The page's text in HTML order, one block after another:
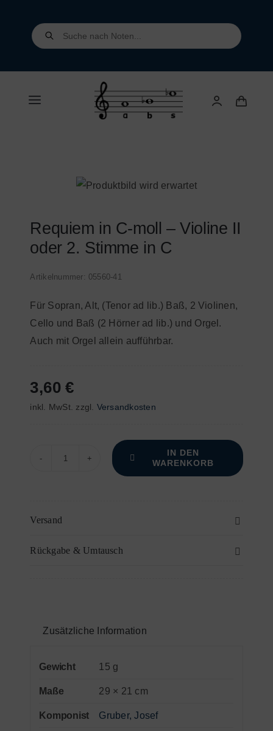
Products
search
Toggle
Kontakt
Requiem in C-moll – Violine II
oder 2. Stimme in C
Artikelnummer: 05560-41
Für Sopran, Alt, (Tenor ad lib.) Baß, 2 Violinen,
Cello und Baß (2 Hörner ad lib.) und Orgel.
Auch mit Orgel allein aufführbar.
3,60€
inkl. MwSt. zzgl. Versandkosten
Violine
Stimme
C
IN DEN
WARENKORB
Versand
Rückgabe & Umtausch
Zusätzliche Information
Gewicht 15 g
Maße 29 × 21 cm
Komponist Gruber, Josef